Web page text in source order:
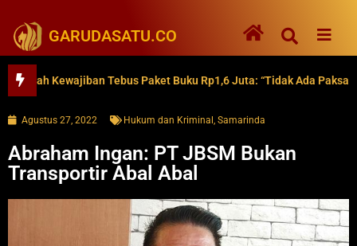
GARUDASATU.CO
Kewajiban Tebus Paket Buku Rp1,6 Juta: “Tidak Ada Paksaan”
Agustus 27, 2022 Hukum dan Kriminal , Samarinda
Abraham Ingan: PT JBSM Bukan
Transportir Abal Abal